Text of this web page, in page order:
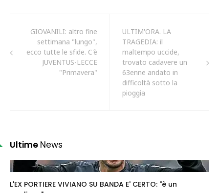
GIOVANILI: altro fine
settimana "lungo",
ecco tutte le sfide. C'è
JUVENTUS-LECCE
"Primavera"
ULTIM'ORA. LA
TRAGEDIA: il
maltempo uccide,
trovato cadavere un
63enne andato in
difficoltà sotto la
pioggia
Ultime News
L'EX PORTIERE VIVIANO SU BANDA E' CERTO: "è un